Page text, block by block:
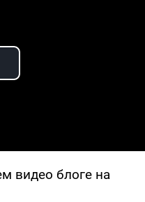
Video
видео блоге на